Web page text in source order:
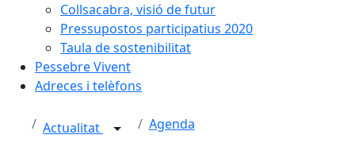
Collsacabra, visió de futur
Pressupostos participatius 2020
Taula de sostenibilitat
Pessebre Vivent
Adreces i telèfons
Actualitat Agenda